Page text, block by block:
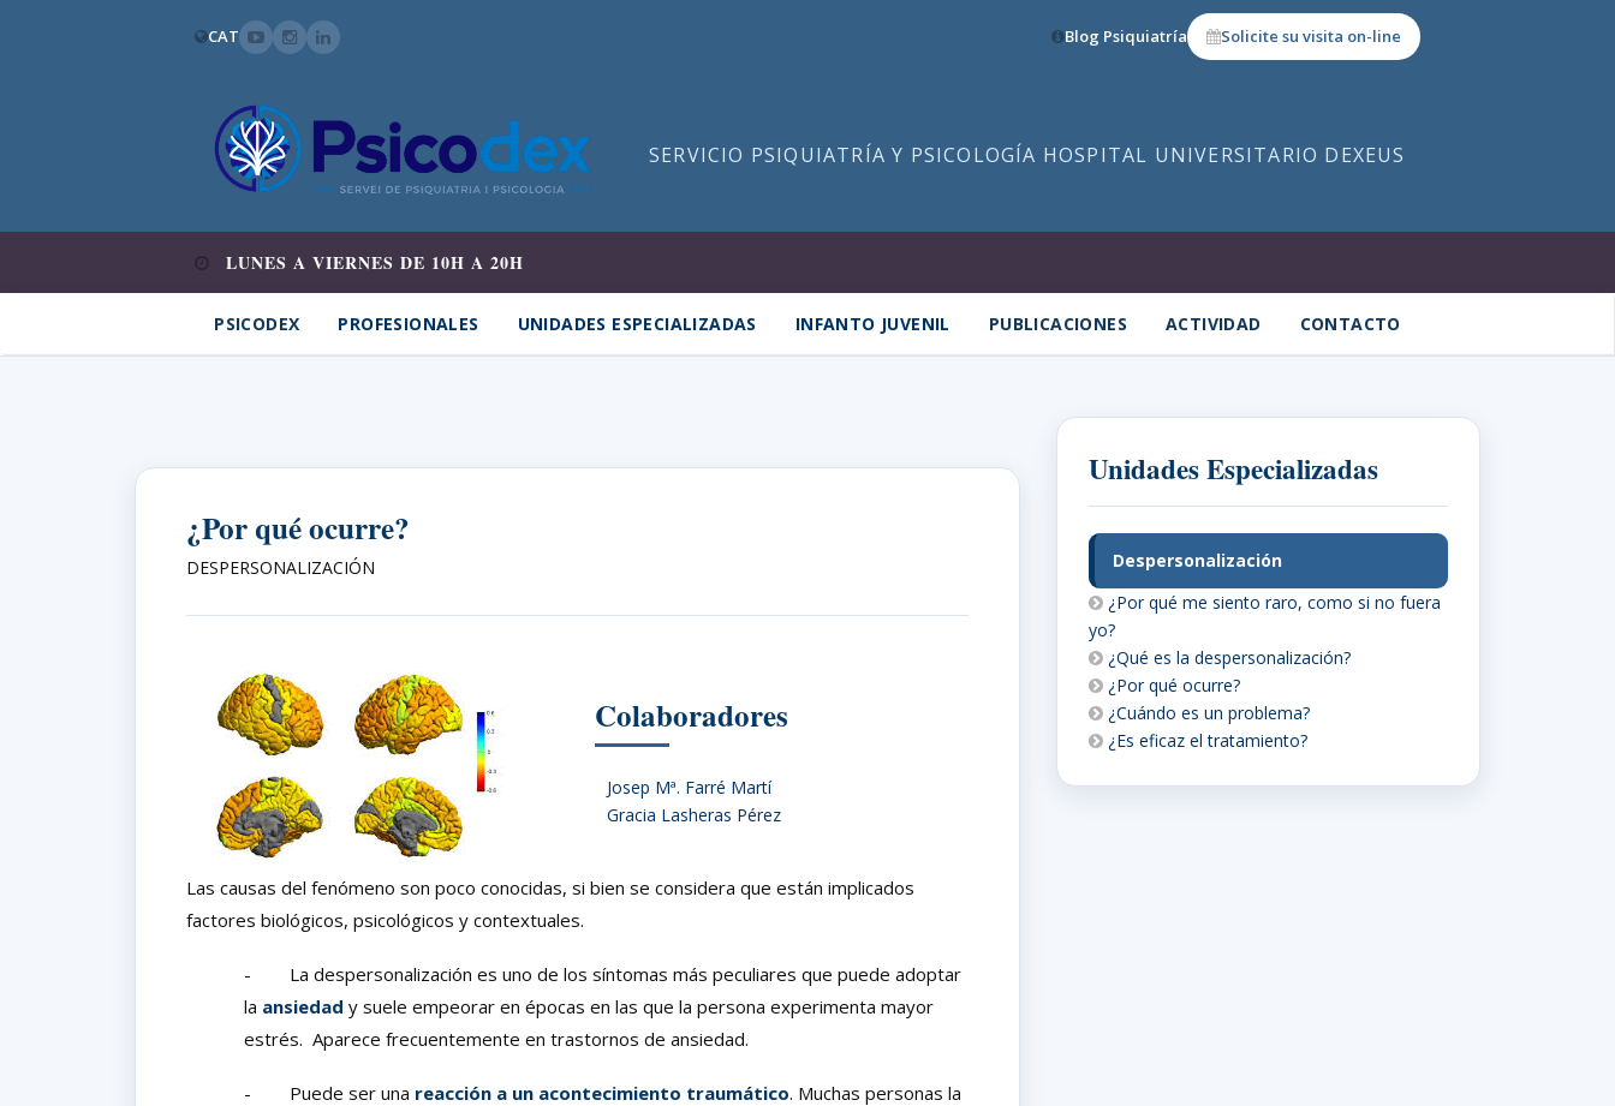
CAT Blog Psiquiatría Solicite su visita on-line
SERVICIO PSIQUIATRÍA Y PSICOLOGÍA HOSPITAL UNIVERSITARIO DEXEUS
LUNES A VIERNES DE 10H A 20H
PSICODEX PROFESIONALES UNIDADES ESPECIALIZADAS INFANTO JUVENIL PUBLICACIONES ACTIVIDAD CONTACTO
¿Por qué ocurre?
DESPERSONALIZACIÓN
Colaboradores
Josep Mª. Farré Martí
Gracia Lasheras Pérez
Las causas del fenómeno son poco conocidas, si bien se considera que están implicados
factores biológicos, psicológicos y contextuales.
- La despersonalización es uno de los síntomas más peculiares que puede adoptar
la ansiedad y suele empeorar en épocas en las que la persona experimenta mayor
estrés. Aparece frecuentemente en trastornos de ansiedad.
- Puede ser una reacción a un acontecimiento traumático. Muchas personas la
Unidades Especializadas
Despersonalización
¿Por qué me siento raro, como si no fuera
yo?
¿Qué es la despersonalización?
¿Por qué ocurre?
¿Cuándo es un problema?
¿Es eficaz el tratamiento?